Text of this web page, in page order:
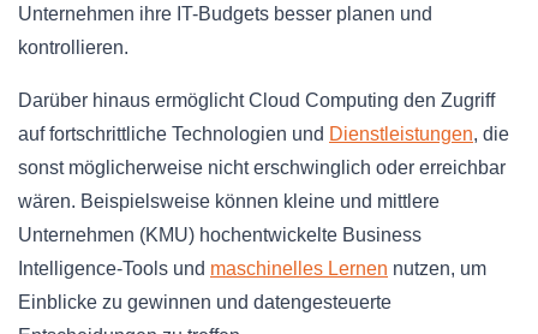
Unternehmen ihre IT-Budgets besser planen und
kontrollieren.
Darüber hinaus ermöglicht Cloud Computing den Zugriff
auf fortschrittliche Technologien und Dienstleistungen, die
sonst möglicherweise nicht erschwinglich oder erreichbar
wären. Beispielsweise können kleine und mittlere
Unternehmen (KMU) hochentwickelte Business
Intelligence-Tools und maschinelles Lernen nutzen, um
Einblicke zu gewinnen und datengesteuerte